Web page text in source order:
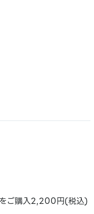
をご購入2,200円(税込)